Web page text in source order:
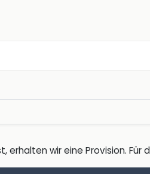
wir eine Provision. Für